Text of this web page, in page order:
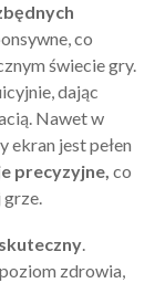
co
świecie gry.
dając
Nawet w
ekran jest pełen
precyzyjne, co
grze.
.
zdrowia,